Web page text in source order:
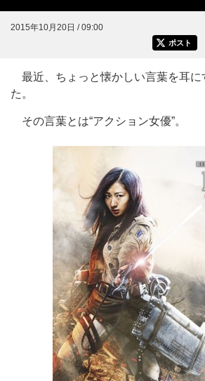
2015年10月20日 / 09:00
ポスト
最近、ちょっと懐かしい言葉を耳に
た。
その言葉とは“アクション女優”。